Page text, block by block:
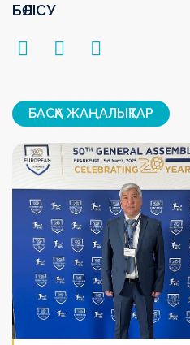
БӨЛІСУ
БАСҚА ЖАҢАЛЫҚТАР